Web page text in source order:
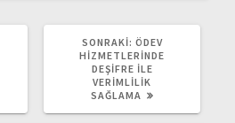
SONRAKI: SONRAKI
YAZI:
ÖDEV
HIZMETLERINDE
DEŞIFRE ILE
VERIMLILIK
SAĞLAMA